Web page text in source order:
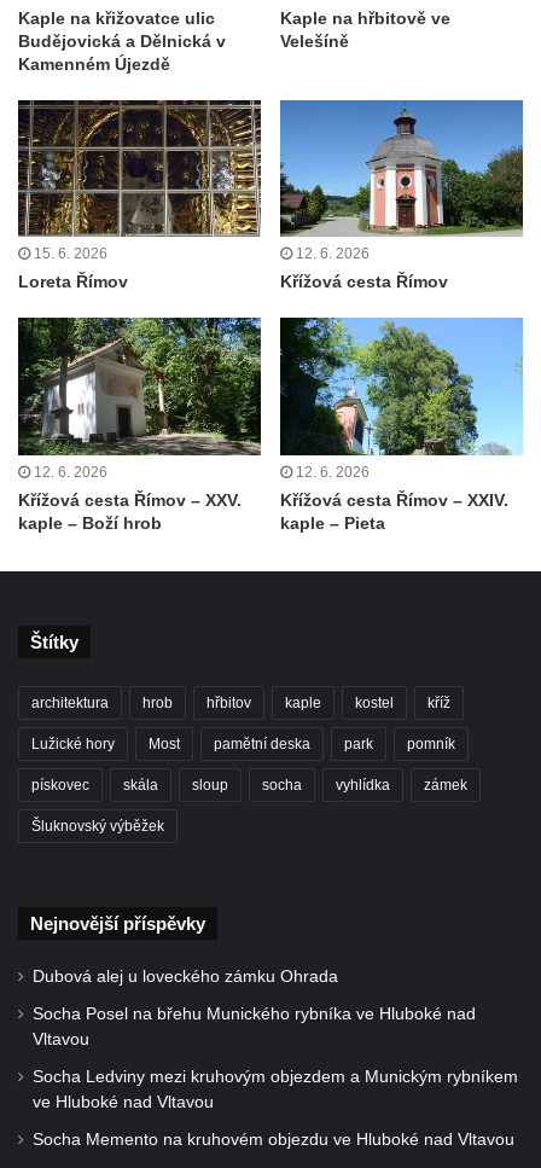
Kostel svaté Máří Magdaleny u hradu
Krasíkov
svatého Michaela Archanděla v Bochově
Mildeova kaple pod Ortelem
Kostel Zvěstování Panny Marie v Duchcově
Výklenková kaple v Teplické ulici u stadionu
v Duchcově
Kostel svatých Petra a Pavla v Jeníkově
Kaple svaté Anny v Jeníkově
Kaple Panny Marie v Lahošti
Kaple svatého Jana Nepomuckého v
Lahošti
Kostel svatého Mikuláše v Mikulášovicích
Balzerova kaple v Mikulášovicích
Kostel svatého Václava ve Šluknově
Kostel svatého Mikuláše v Třebušíně
Kostel svatých Fabiána a Šebestiána v
Kostel svatého Havla v Kuřívodech
Kaple Krista v žaláři u kostela Nalezení
Kostel Nalezení svatého Kříže ve Frýdlantu
Kostel Krista Spasitele ve Frýdlantu
Kaple na křižovatce ulic
Budějovická a Dělnická v
Kamenném Újezdě
Kaple na hřbitově ve
Velešíně
15. 6. 2026
Loreta Římov
12. 6. 2026
Křížová cesta Římov
12. 6. 2026
Křížová cesta Římov – XXV.
kaple – Boží hrob
12. 6. 2026
Křížová cesta Římov – XXIV.
kaple – Pieta
Štítky
architektura hrob hřbitov kaple kostel kříž
Lužické hory Most pamětní deska park pomník
pískovec skála sloup socha vyhlídka zámek
Šluknovský výběžek
Nejnovější příspěvky
Dubová alej u loveckého zámku Ohrada
Socha Posel na břehu Munického rybníka ve Hluboké nad
Vltavou
Socha Ledviny mezi kruhovým objezdem a Munickým rybníkem
ve Hluboké nad Vltavou
Socha Memento na kruhovém objezdu ve Hluboké nad Vltavou